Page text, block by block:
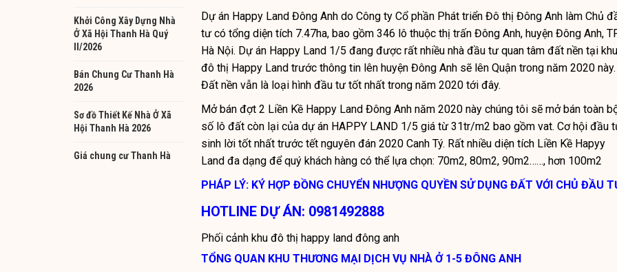
Dự án Happy Land Đông Anhdo Công ty Cổ phần Phát triển Đô thị Đông Anh làm Chủ
tư có tổng diện tích 7.47ha, bao gồm 346 lô thuộc thị trấn Đông Anh, huyện Đông Anh,
Hà Nội. Dự án Happy Land 1/5 đang được rất nhiều nhà đầu tư quan tâm đất nền tại khu
đô thị Happy Land trước thông tin lên huyện Đông Anh sẽ lên Quận trong năm 2020 này.
Đất nền vẫn là loại hình đầu tư tốt nhất trong năm 2020 tới đây.
Mở bán đợt 2 Liền Kề Happy Land Đông Anhnăm 2020 này chúng tôi sẽ mở bán toàn
số lô đất còn lại của dự án HAPPY LAND 1/5 giá từ 31tr/m2 bao gồm vat. Cơ hội đầu
sinh lời tốt nhất trước tết nguyên đán 2020 Canh Tý. Rất nhiều diện tích Liền Kề Hapyy
Land đa dạng để quý khách hàng có thể lựa chọn: 70m2, 80m2, 90m2……, hơn 100m2
PHÁP LÝ: KÝ HỢP ĐỒNG CHUYỂN NHƯỢNG QUYỀN SỬ DỤNG ĐẤT VỚI CHỦ ĐẦU
HOTLINE DỰ ÁN: 0981492888
Phối cảnh khu đô thị happy land đông anh
TỔNG QUAN KHU THƯƠNG MẠI DỊCH VỤ NHÀ Ở 1-5 ĐÔNG ANH
Khởi Công Xây Dựng Nhà
Ở Xã Hội Thanh Hà Quý
II/2026
Bán Chung Cư Thanh Hà
2026
Sơ đồ Thiết Kế Nhà Ở Xã
Hội Thanh Hà 2026
Giá chung cư Thanh Hà